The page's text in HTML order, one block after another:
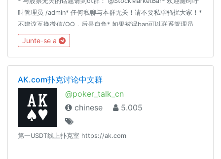
叫管理员 /admin* 任何私聊与本群无关！请不要私聊骚扰大家！*
不建议互换微信/QQ，后果自负* 如果被误ban可以联系管理员
@fTVaS79 。* 有意做管理的 @fTVaS79 关键字： 股票 美股 A
股 ETF 理财 经济 基金 股市 金融 财经 港股 闲聊 吹水 聊天
Junte-se a
AK.com扑克讨论中文群
@poker_talk_cn
chinese
5.005
第一USDT线上扑克室 https://ak.com